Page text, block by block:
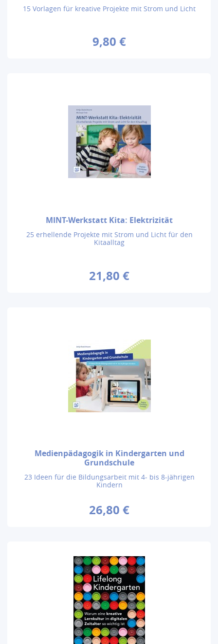
15 Vorlagen für kreative Projekte mit Strom und Licht
9,80 €
MINT-Werkstatt Kita: Elektrizität
25 erhellende Projekte mit Strom und Licht für den
Kitaalltag
21,80 €
Medienpädagogik in Kindergarten und
Grundschule
23 Ideen für die Bildungsarbeit mit 4- bis 8-jährigen
Kindern
26,80 €